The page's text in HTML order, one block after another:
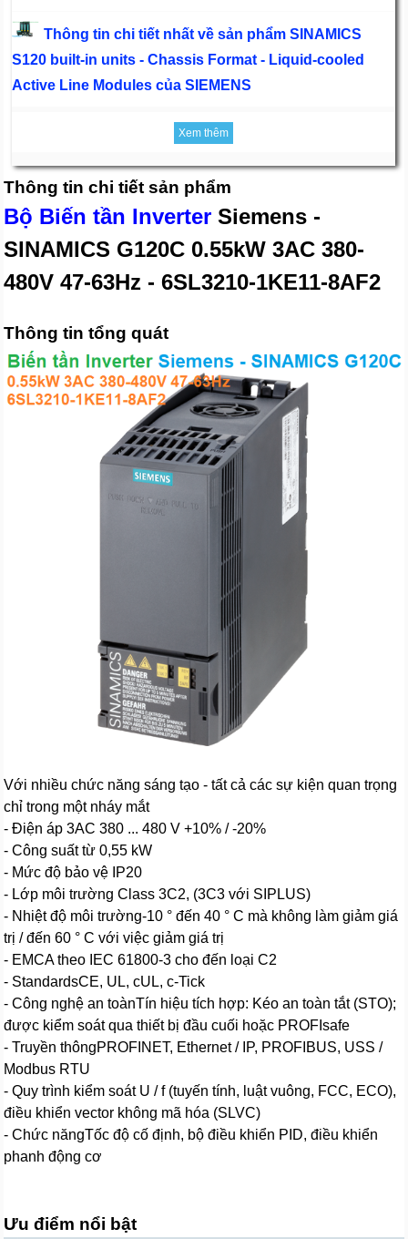
Thông tin chi tiết nhất về sản phẩm SINAMICS
S120 built-in units - Chassis Format - Liquid-cooled
Active Line Modules của SIEMENS
Xem thêm
Thông tin chi tiết sản phẩm
Bộ Biến tần Inverter Siemens -
SINAMICS G120C 0.55kW 3AC 380-
480V 47-63Hz - 6SL3210-1KE11-8AF2
Thông tin tổng quát
Với nhiều chức năng sáng tạo - tất cả các sự kiện quan trọng
chỉ trong một nháy mắt
- Điện áp 3AC 380 ... 480 V +10% / -20%
- Công suất từ 0,55 kW
- Mức độ bảo vệ IP20
- Lớp môi trường Class 3C2, (3C3 với SIPLUS)
- Nhiệt độ môi trường-10 ° đến 40 ° C mà không làm giảm giá
trị / đến 60 ° C với việc giảm giá trị
- EMCA theo IEC 61800-3 cho đến loại C2
- StandardsCE, UL, cUL, c-Tick
- Công nghệ an toànTín hiệu tích hợp: Kéo an toàn tắt (STO);
được kiểm soát qua thiết bị đầu cuối hoặc PROFIsafe
- Truyền thôngPROFINET, Ethernet / IP, PROFIBUS, USS /
Modbus RTU
- Quy trình kiểm soát U / f (tuyến tính, luật vuông, FCC, ECO),
điều khiển vector không mã hóa (SLVC)
- Chức năngTốc độ cố định, bộ điều khiển PID, điều khiển
phanh động cơ
Ưu điểm nổi bật